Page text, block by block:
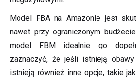
Model FBA na Amazonie jest
nawet przy ograniczonym
model FBM idealnie go
zaznaczyć, że jeśli istnieją
istnieją również inne opcje, takie